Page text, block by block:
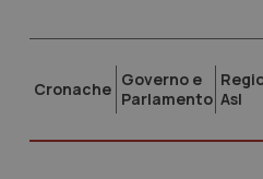
Cronache Governo e
Parlamento Asl